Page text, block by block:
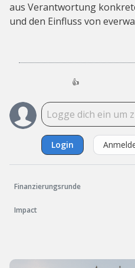
aus Verantwortung
und den Einfluss von
👍
Login
Finanzierungsrunde
Impact